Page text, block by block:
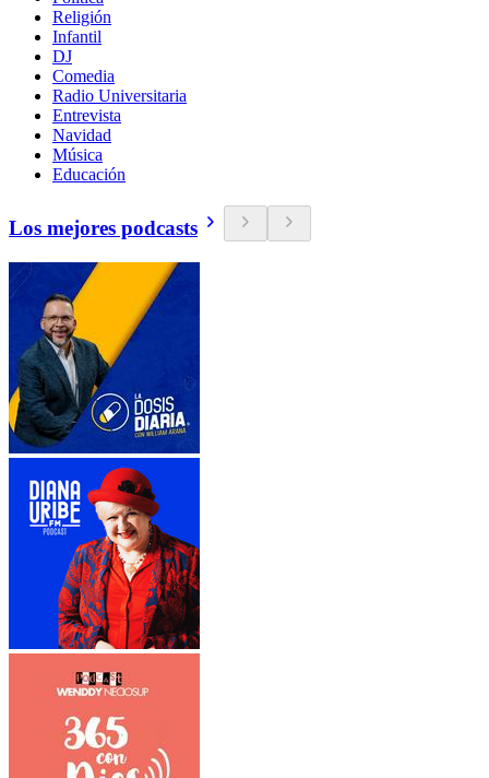
Religión
Infantil
DJ
Comedia
Radio Universitaria
Entrevista
Navidad
Música
Educación
Los mejores podcasts